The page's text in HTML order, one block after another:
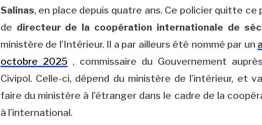
Salinas, en place depuis quatre ans. Ce policier quitte ce
de directeur de la coopération internationale de
ministère de l’Intérieur. Il a par ailleurs été nommé par un
octobre 2025 , commissaire du Gouvernement
Civipol. Celle-ci, dépend du ministère de l’intérieur, et
faire du ministère à l’étranger dans le cadre de la
à l’international.